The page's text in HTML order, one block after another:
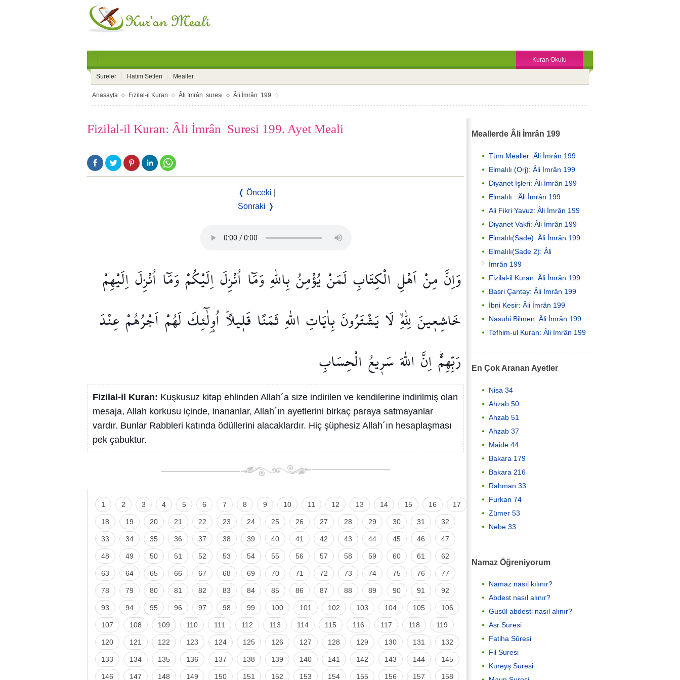
Kuran Okulu
Sureler Hatim Setleri Mealler
Anasayfa Fizilal-il Kuran Âli İmrân suresi Âli İmrân 199
Fizilal-il Kuran: Âli İmrân Suresi 199. Ayet Meali
❬ Önceki
Sonraki ❭
وَاِنَّ مِنْاَهْلِ الْكِتَابِلَمَنْيُؤْمِنُبِاللّٰهِوَمَٓا اُنْزِلَاِلَيْكُمْوَمَٓا اُنْزِلَاِلَيْهِمْ
خَاشِع۪ينَلِلّٰهِۙ لَا يَشْتَرُونَبِاٰيَاتِ اللّٰهِثَمَنًا قَل۪يلًاۜ اُو۬لٰٓئِكَلَهُمْاَجْرُهُمْ عِنْدَ
رَبِّهِمْۜاِنَّ اللّٰهَسَر۪يعُ الْحِسَابِ
Fizilal-il Kuran: Kuşkusuz kitap ehlinden Allah´a size indirilen ve kendilerine indirilmiş olan
mesaja, Allah korkusu içinde, inananlar, Allah´ın ayetlerini birkaç paraya satmayanlar
vardır. Bunlar Rabbleri katında ödüllerini alacaklardır. Hiç şüphesiz Allah´ın hesaplaşması
pek çabuktur.
1 2 3 4 5 6 7 8 9 10 11 12 13 14 15 16 17
18 19 20 21 22 23 24 25 26 27 28 29 30 31 32
33 34 35 36 37 38 39 40 41 42 43 44 45 46 47
48 49 50 51 52 53 54 55 56 57 58 59 60 61 62
63 64 65 66 67 68 69 70 71 72 73 74 75 76 77
78 79 80 81 82 83 84 85 86 87 88 89 90 91 92
93 94 95 96 97 98 99 100 101 102 103 104 105 106
107 108 109 110 111 112 113 114 115 116 117 118 119
120 121 122 123 124 125 126 127 128 129 130 131 132
133 134 135 136 137 138 139 140 141 142 143 144 145
146 147 148 149 150 151 152 153 154 155 156 157 158
Meallerde Âli İmrân 199
Tüm Mealler: Âli İmrân 199
Elmalılı (Orj): Âli İmrân 199
Diyanet İşleri: Âli İmrân 199
Elmalılı : Âli İmrân 199
Ali Fikri Yavuz: Âli İmrân 199
Diyanet Vakfi: Âli İmrân 199
Elmalılı(Sade): Âli İmrân 199
Elmalılı(Sade 2): Âli
İmrân 199
Fizilal-il Kuran: Âli İmrân 199
Basri Çantay: Âli İmrân 199
İbni Kesir: Âli İmrân 199
Nasuhi Bilmen: Âli İmrân 199
Tefhim-ul Kuran: Âli İmrân 199
En Çok Aranan Ayetler
Nisa 34
Ahzab 50
Ahzab 51
Ahzab 37
Maide 44
Bakara 179
Bakara 216
Rahman 33
Furkan 74
Zümer 53
Nebe 33
Namaz Öğreniyorum
Namaz nasıl kılınır?
Abdest nasıl alınır?
Gusül abdesti nasıl alınır?
Asr Suresi
Fatiha Sûresi
Fil Suresi
Kureyş Suresi